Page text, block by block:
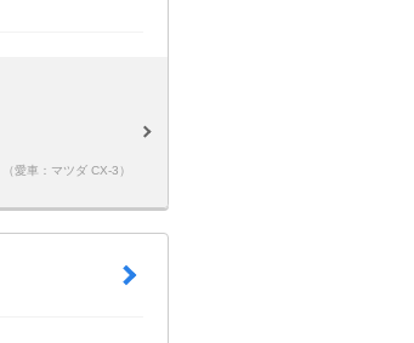
（愛車：マツダ CX-3）